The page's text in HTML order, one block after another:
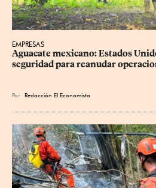
EMPRESAS
Aguacate mexicano: Estados
seguridad para reanudar
Por Redacción El Economista